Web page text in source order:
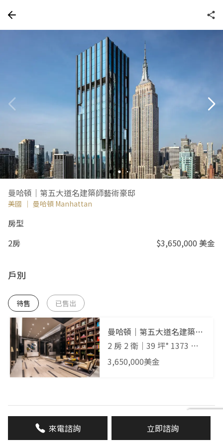
曼哈頓｜第五大道名建築師藝術豪邸
美國 ｜ 曼哈頓 Manhattan
房型
2房
$3,650,000 美金
戶別
待售 已售出
曼哈頓｜第五大道名建築師
藝術豪邸
2 房 2 衛 ｜ 39 坪* 1373 平
方英呎｜25樓
3,650,000美金
詳細資料
完工時間 2019 年 7 月
來電諮詢 立即諮詢